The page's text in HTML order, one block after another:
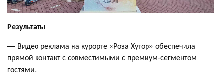
Результаты
— Видео реклама на курорте «Роза Хутор» обеспечила
прямой контакт с совместимыми с премиум-сегментом
гостями.